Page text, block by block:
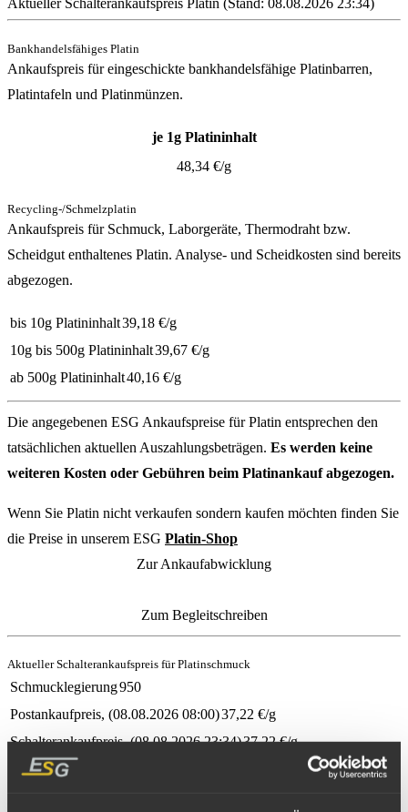
Aktueller Schalterankaufspreis Platin (Stand: 08.08.2026 23:34)
Bankhandelsfähiges Platin
Ankaufspreis für eingeschickte bankhandelsfähige Platinbarren,
Platintafeln und Platinmünzen.
je 1g Platininhalt
48,34 €/g
Recycling-/Schmelzplatin
Ankaufspreis für Schmuck, Laborgeräte, Thermodraht bzw.
Scheidgut enthaltenes Platin. Analyse- und Scheidkosten sind bereits
abgezogen.
bis 10g Platininhalt39,18 €/g
10g bis 500g Platininhalt39,67 €/g
ab 500g Platininhalt40,16 €/g
Die angegebenen ESG Ankaufspreise für Platin entsprechen den
tatsächlichen aktuellen Auszahlungsbeträgen. Es werden keine
weiteren Kosten oder Gebühren beim Platinankauf abgezogen.
Wenn Sie Platin nicht verkaufen sondern kaufen möchten finden Sie
die Preise in unserem ESG Platin-Shop
Zur Ankaufabwicklung
Zum Begleitschreiben
Aktueller Schalterankaufspreis für Platinschmuck
Schmucklegierung950
Postankaufpreis (08.08.2026 08:00)37,22 €/g
Schalterankaufpreis (08.08.2026 23:34)37,22€/g
Schmucklegierung